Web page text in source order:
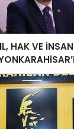
HAK VE